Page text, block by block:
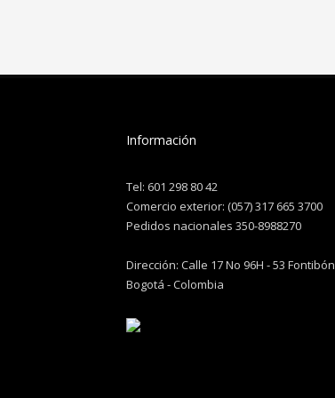
Información
Tel: 601 298 80 42
Comercio exterior: (057) 317 665 3700
Pedidos nacionales 350-8988270
Dirección: Calle 17 No 96H - 53 Fontibón
Bogotá - Colombia